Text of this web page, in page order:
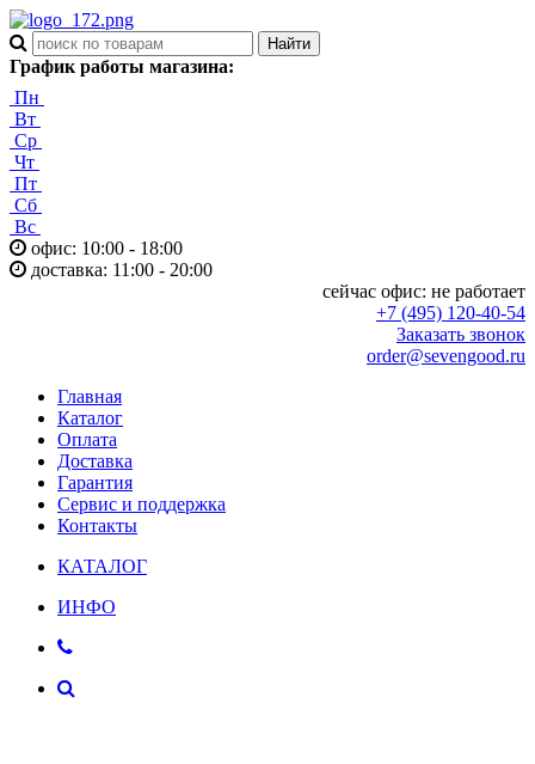
График работы магазина:
Пн
Вт
Ср
Чт
Пт
Сб
Вс
офис: 10:00 - 18:00
доставка: 11:00 - 20:00
сейчас офис: не работает
+7 (495) 120-40-54
Заказать звонок
order@sevengood.ru
Главная
Каталог
Оплата
Доставка
Гарантия
Сервис и поддержка
Контакты
КАТАЛОГ
ИНФО